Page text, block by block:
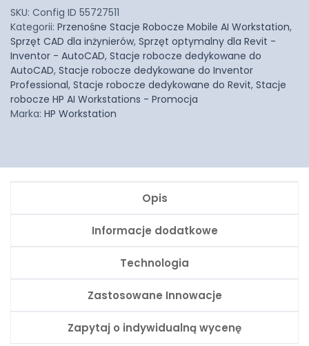
SKU: Config ID 55727511
Kategorii: Przenośne Stacje Robocze Mobile AI Workstation,
Sprzęt CAD dla inżynierów, Sprzęt optymalny dla Revit -
Inventor - AutoCAD, Stacje robocze dedykowane do
AutoCAD, Stacje robocze dedykowane do Inventor
Professional, Stacje robocze dedykowane do Revit, Stacje
robocze HP AI Workstations - Promocja
Marka: HP Workstation
Opis
Informacje dodatkowe
Technologia
Zastosowane Innowacje
Zapytaj o indywidualną wycenę